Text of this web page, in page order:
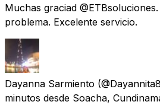
Muchas graciad
problema. Excelente servicio.
Dayanna Sarmiento
minutos desde Soacha,